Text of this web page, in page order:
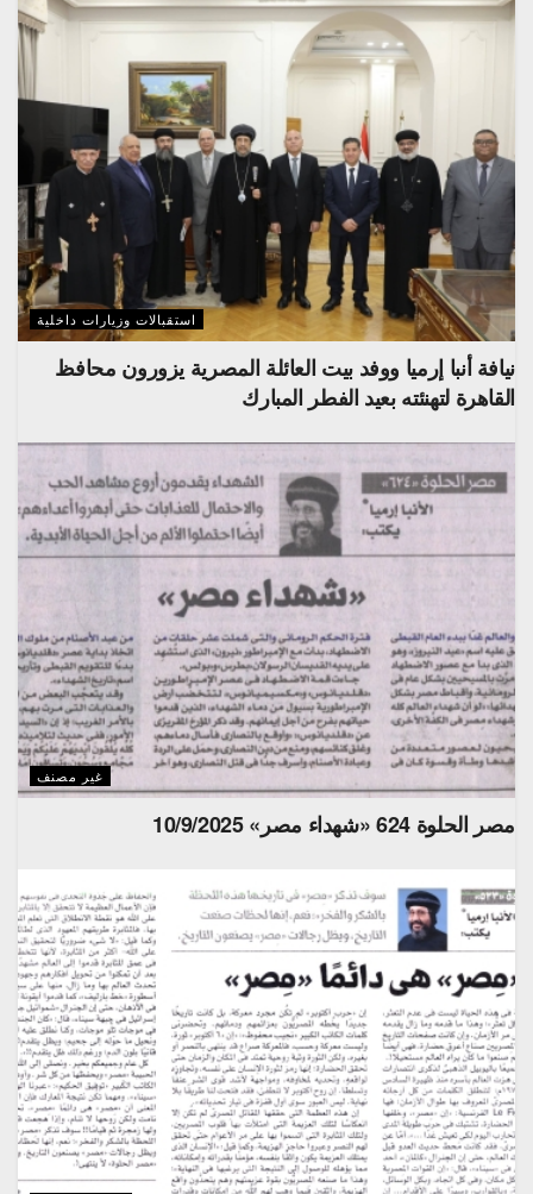
استقبالات وزيارات داخلية
نيافة أنبا إرميا ووفد بيت العائلة المصرية يزورون محافظ
القاهرة لتهنئته بعيد الفطر المبارك
غير مصنف
مصر الحلوة 624 «شهداء مصر» 10/9/2025